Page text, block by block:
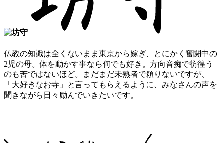
仏教の知識は全くないまま東京から嫁ぎ、とにかく奮闘中の
2児の母。体を動かす事なら何でも好き。方向音痴で彷徨う
のも苦ではないほど。まだまだ未熟者で頼りないですが、
「大好きなお寺」と言ってもらえるように、みなさんの声を
聞きながら日々励んでいきたいです。